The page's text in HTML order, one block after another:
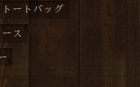
トートバッグ
ス